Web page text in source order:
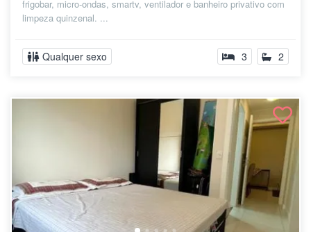
frigobar, micro-ondas, smartv, ventilador e banheiro privativo com
limpeza quinzenal. ...
Qualquer sexo 3 2